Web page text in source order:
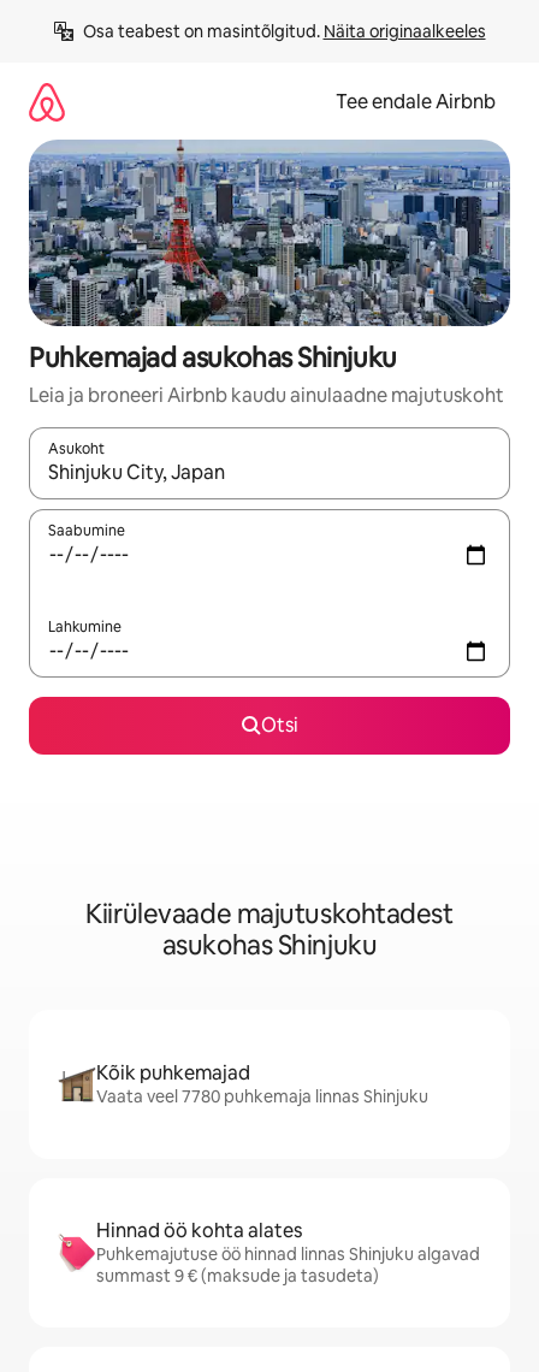
Osa teabest on masintõlgitud. Näita originaalkeeles
Tee endale Airbnb
Puhkemajad asukohas Shinjuku
Leia ja broneeri Airbnb kaudu ainulaadne majutuskoht
Asukoht
Kui tulemused on kuvatud, liigu ekraanil nooleklahvidega või
Saabumine
Lahkumine
Otsi
Kiirülevaade majutuskohtadest
asukohas Shinjuku
Kõik puhkemajad
Vaata veel 7780 puhkemaja linnas Shinjuku
Hinnad öö kohta alates
Puhkemajutuse öö hinnad linnas Shinjuku algavad
summast 9 € (maksude ja tasudeta)